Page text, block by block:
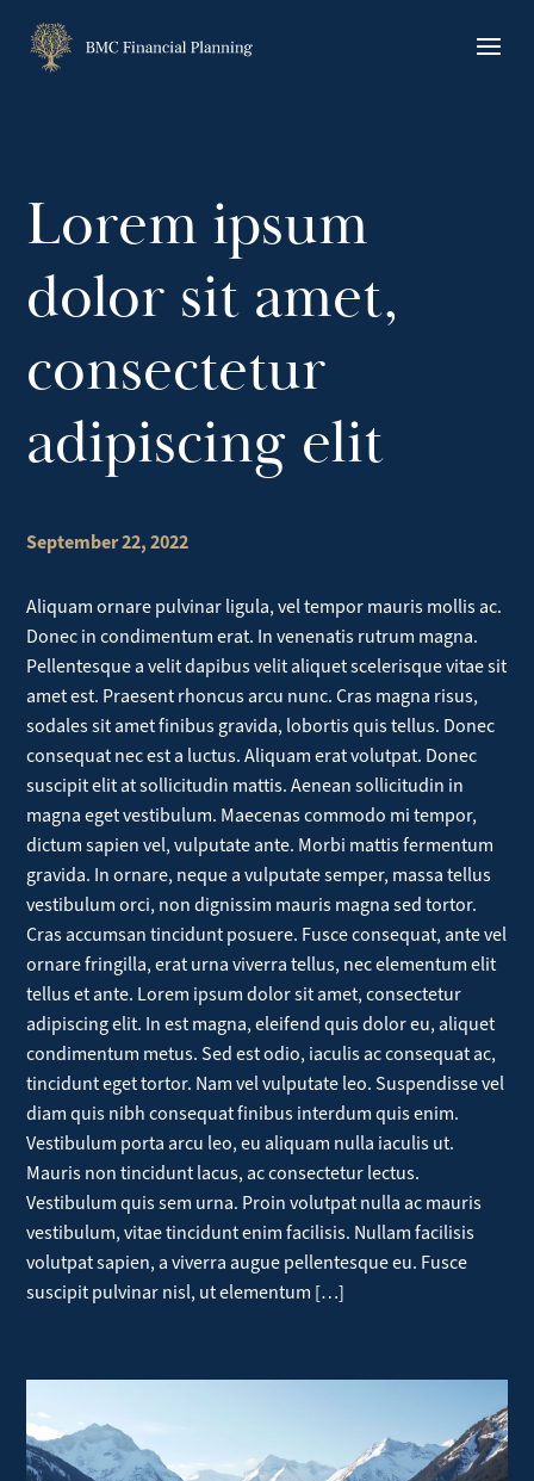
content
Lorem ipsum
dolor sit amet,
consectetur
adipiscing elit
September 22, 2022
Aliquam ornare pulvinar ligula, vel tempor mauris mollis ac.
Donec in condimentum erat. In venenatis rutrum magna.
Pellentesque a velit dapibus velit aliquet scelerisque vitae sit
amet est. Praesent rhoncus arcu nunc. Cras magna risus,
sodales sit amet finibus gravida, lobortis quis tellus. Donec
consequat nec est a luctus. Aliquam erat volutpat. Donec
suscipit elit at sollicitudin mattis. Aenean sollicitudin in
magna eget vestibulum. Maecenas commodo mi tempor,
dictum sapien vel, vulputate ante. Morbi mattis fermentum
gravida. In ornare, neque a vulputate semper, massa tellus
vestibulum orci, non dignissim mauris magna sed tortor.
Cras accumsan tincidunt posuere. Fusce consequat, ante vel
ornare fringilla, erat urna viverra tellus, nec elementum elit
tellus et ante. Lorem ipsum dolor sit amet, consectetur
adipiscing elit. In est magna, eleifend quis dolor eu, aliquet
condimentum metus. Sed est odio, iaculis ac consequat ac,
tincidunt eget tortor. Nam vel vulputate leo. Suspendisse vel
diam quis nibh consequat finibus interdum quis enim.
Vestibulum porta arcu leo, eu aliquam nulla iaculis ut.
Mauris non tincidunt lacus, ac consectetur lectus.
Vestibulum quis sem urna. Proin volutpat nulla ac mauris
vestibulum, vitae tincidunt enim facilisis. Nullam facilisis
volutpat sapien, a viverra augue pellentesque eu. Fusce
suscipit pulvinar nisl, ut elementum […]